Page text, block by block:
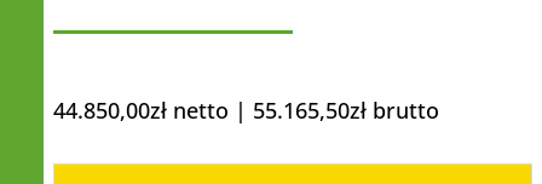
44.850,00zł netto | 55.165,50zł brutto